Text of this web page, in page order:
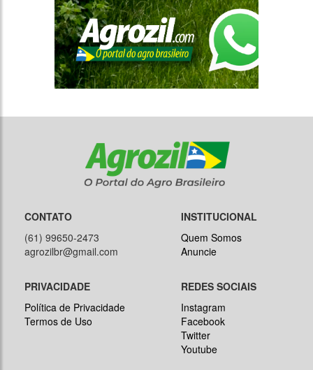
CONTATO
(61) 99650-2473
agrozilbr@gmail.com
INSTITUCIONAL
Quem Somos
Anuncie
PRIVACIDADE
Política de Privacidade
Termos de Uso
REDES SOCIAIS
Instagram
Facebook
Twitter
Youtube